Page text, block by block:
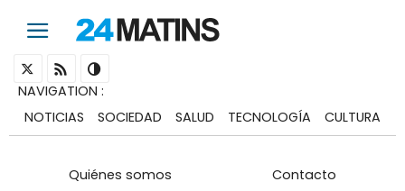
NAVIGATION :
NOTICIAS
SOCIEDAD SALUD TECNOLOGÍA CULTURA
Quiénes somos
Contacto